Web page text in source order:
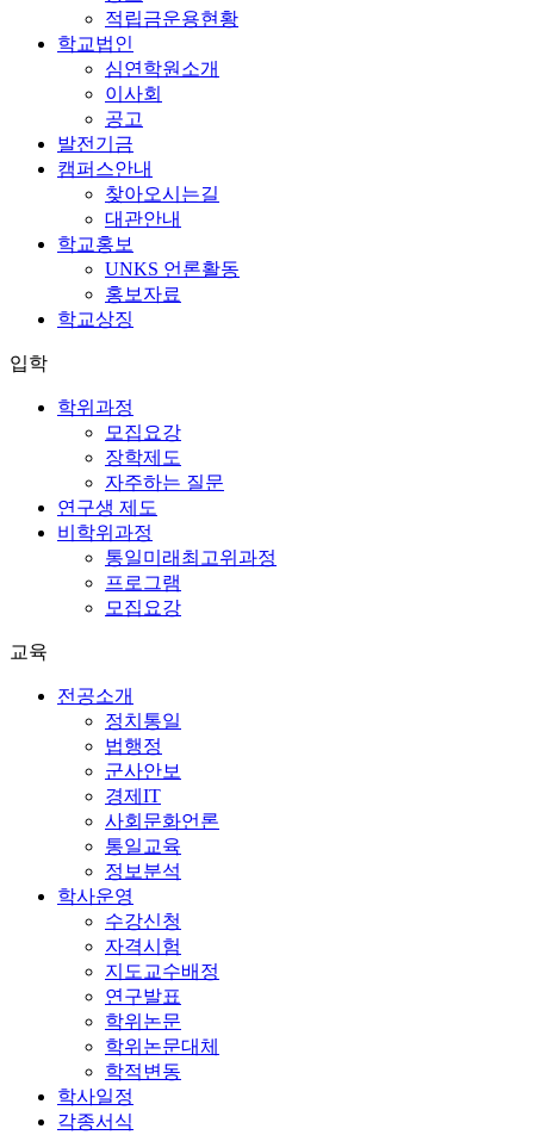
적립금운용현황
학교법인
심연학원소개
이사회
공고
발전기금
캠퍼스안내
찾아오시는길
대관안내
학교홍보
UNKS 언론활동
홍보자료
학교상징
입학
학위과정
모집요강
장학제도
자주하는 질문
연구생 제도
비학위과정
통일미래최고위과정
프로그램
모집요강
교육
전공소개
정치통일
법행정
군사안보
경제IT
사회문화언론
통일교육
정보분석
학사운영
수강신청
자격시험
지도교수배정
연구발표
학위논문
학위논문대체
학적변동
학사일정
각종서식